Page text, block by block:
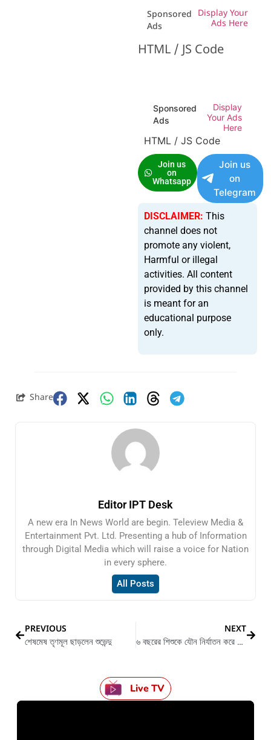
Sponsored
Ads
Display Your
Ads Here
HTML / JS Code
Sponsored
Ads
Display
Your Ads
Here
HTML / JS Code
Join us
on
Whatsapp
Join us
on
Telegram
DISCLAIMER: This
channel does not
promote any violent,
Harmful or illegal
activities. All content
provided by this channel
is meant for an
educational purpose
only.
Share
Editor IPT Desk
A new era In News World are begin. Teleview Media &
Entertainment Pvt. Ltd. Presenting a hub of Information
through Digital Media which will raise a voice for Nation
in every sphere.
All Posts
PREVIOUS
শেষমেষ তৃণমূল ছাড়লেন শুভেন্দু
NEXT
৬ বছরের শিশুকে যৌন নির্যাতন করে ফেলে দেওয়ার জেরে গ্রেপ্তার ১
Live TV